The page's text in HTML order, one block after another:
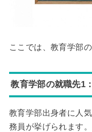
ここでは、教育学部
教育学部の就職先1
教育学部出身者に人
務員が挙げられます